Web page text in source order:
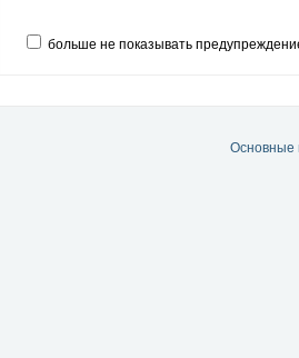
больше не показывать
Основные